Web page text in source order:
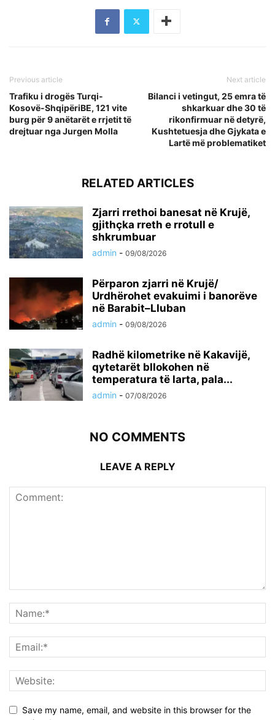
Previous article
Trafiku i drogës Turqi-
Kosovë-ShqipëriBE, 121 vite
burg për 9 anëtarët e rrjetit të
drejtuar nga Jurgen Molla
Next article
Bilanci i vetingut, 25 emra të
shkarkuar dhe 30 të
rikonfirmuar në detyrë,
Kushtetuesja dhe Gjykata e
Lartë më problematiket
RELATED ARTICLES
Zjarri rrethoi banesat në Krujë,
gjithçka rreth e rrotull e
shkrumbuar
admin - 09/08/2026
Përparon zjarri në Krujë/
Urdhërohet evakuimi i banorëve
në Barabit–Lluban
admin - 09/08/2026
Radhë kilometrike në Kakavijë,
qytetarët bllokohen në
temperatura të larta, pala...
admin - 07/08/2026
NO COMMENTS
LEAVE A REPLY
Save my name, email, and website in this browser for the